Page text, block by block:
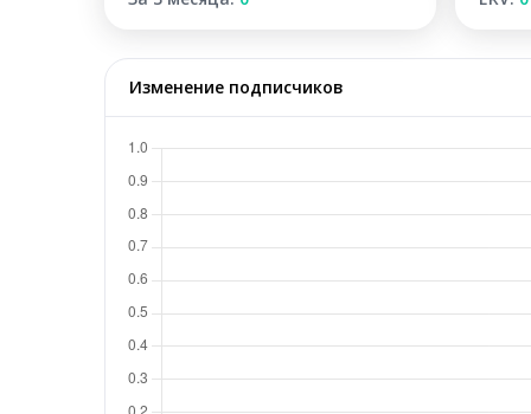
Изменение подписчиков